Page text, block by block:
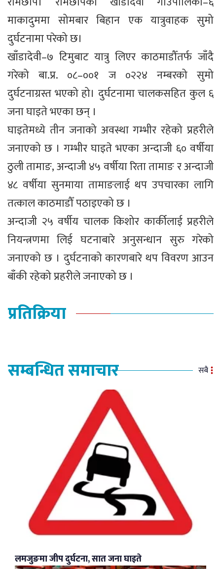
माकादुममा सोमबार बिहान एक यात्रुवाहक सुमो
दुर्घटनामा परेको छ।
खाँडादेवी–७ टिमुबाट यात्रु लिएर काठमाडौँतर्फ जाँदै
गरेको बा.प्र. ०८–००१ ज ०२२४ नम्बरको सुमो
दुर्घटनाग्रस्त भएको हो। दुर्घटनामा चालकसहित कुल ६
जना घाइते भएका छन् ।
घाइतेमध्ये तीन जनाको अवस्था गम्भीर रहेको प्रहरीले
जनाएको छ । गम्भीर घाइते भएका अन्दाजी ६० वर्षीया
ठुली तामाङ, अन्दाजी ४५ वर्षीया रिता तामाङ र अन्दाजी
४८ वर्षीया सुनमाया तामाङलाई थप उपचारका लागि
तत्काल काठमाडौँ पठाइएको छ ।
अन्दाजी २५ वर्षीय चालक किशोर कार्कीलाई प्रहरीले
नियन्त्रणमा लिई घटनाबारे अनुसन्धान सुरु गरेको
जनाएको छ । दुर्घटनाको कारणबारे थप विवरण आउन
बाँकी रहेको प्रहरीले जनाएको छ ।
प्रतिक्रिया
सम्बन्धित समाचार सबै
लमजुङमा जीप दुर्घटना, सात जना घाइते